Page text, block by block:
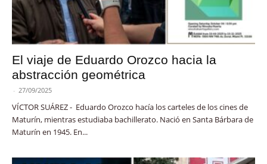
El viaje de Eduardo Orozco hacia la
abstracción geométrica
- 27/09/2025
VÍCTOR SUÁREZ - Eduardo Orozco hacía los carteles de los cines de
Maturín, mientras estudiaba bachillerato. Nació en Santa Bárbara de
Maturín en 1945. En...